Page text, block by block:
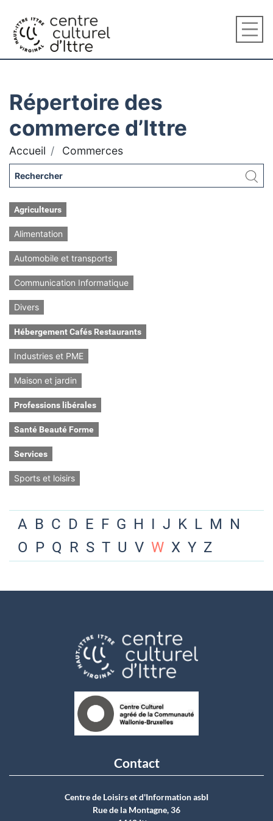
Répertoire des
commerce d’Ittre
Accueil Commerces
Agriculteurs
Alimentation
Automobile et transports
Communication Informatique
Divers
Hébergement Cafés Restaurants
Industries et PME
Maison et jardin
Professions libérales
Santé Beauté Forme
Services
Sports et loisirs
A B C D E F G H I J K L M N
O P Q R S T U V W X Y Z
Contact
Centre de Loisirs et d'Information asbI
Rue de la Montagne, 36